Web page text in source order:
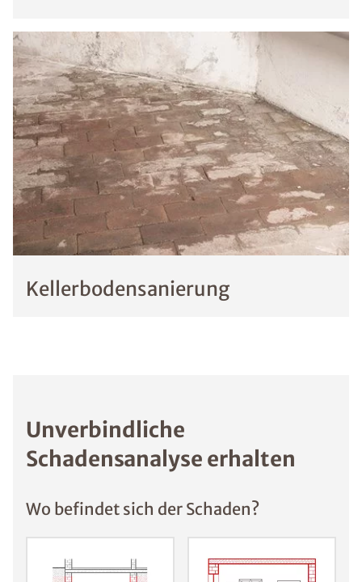
Kellerbodensanierung
Unverbindliche
Schadensanalyse erhalten
Wo befindet sich der Schaden?